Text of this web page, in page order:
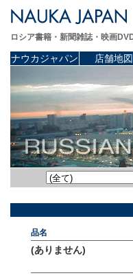
ロシア書籍・新聞雑誌・映画
ナウカジャパン 店舗地図
品名
(ありません)